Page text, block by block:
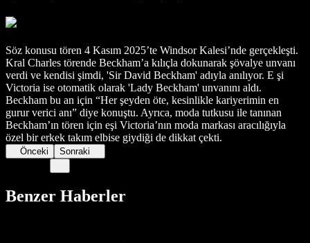
Söz konusu tören 4 Kasım 2025’te Windsor Kalesi’nde gerçekleşti.
Kral Charles törende Beckham’a kılıçla dokunarak şövalye unvanı
verdi ve kendisi şimdi, 'Sir David Beckham' adıyla anılıyor. E şi
Victoria ise otomatik olarak 'Lady Beckham' unvanını aldı.
Beckham bu an için “Her şeyden öte, kesinlikle kariyerimin en
gurur verici anı” diye konuştu. Ayrıca, moda tutkusu ile tanınan
Beckham’ın tören için eşi Victoria’nın moda markası aracılığıyla
özel bir erkek takım elbise giydiği de dikkat çekti.
Önceki Sonraki
Benzer Haberler